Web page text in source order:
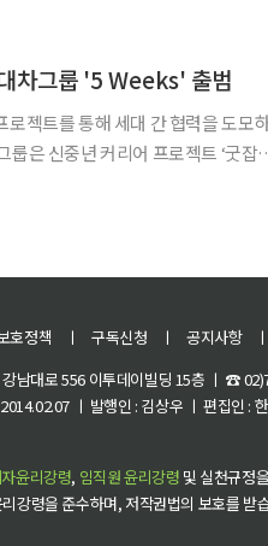
차그룹 '5 Weeks' 출범
젝트를 통해 세대 간 협력을 도모
호정책 ㅣ 구독신청 ㅣ 공지사항 ㅣ
남대로 556 이투데이빌딩 15층 ㅣ ☎
ㅣ 발행인 : 김상우 ㅣ 편집인 :
윤리강령, 임직원 윤리강령 및 실천규정
강령을 준수하며, 저작권법의 보호를 받